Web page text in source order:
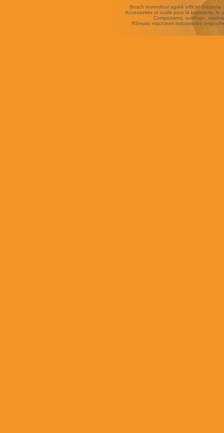
Bosch revendeur agréé officiel Garantie
Accessoires et outils pour la tapisserie, le
Composants, outillage,
RSmatic machines industrielles